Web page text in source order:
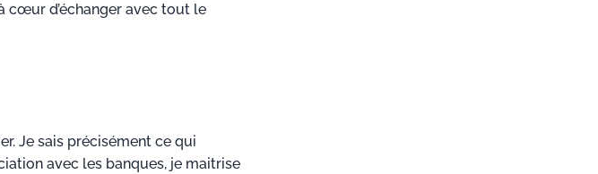
cœur d’échanger avec tout le
Je sais précisément ce qui
avec les banques, je maitrise